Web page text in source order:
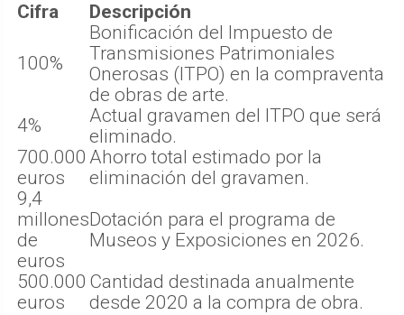
Cifra Descripción
100%
Bonificación del Impuesto de
Transmisiones Patrimoniales
Onerosas (ITPO) en la compraventa
de obras de arte.
4%
Actual gravamen del ITPO que será
eliminado.
700.000
euros
Ahorro total estimado por la
eliminación del gravamen.
9,4
millones
de
euros
Dotación para el programa de
Museos y Exposiciones en 2026.
500.000
euros
Cantidad destinada anualmente
desde 2020 a la compra de obra.